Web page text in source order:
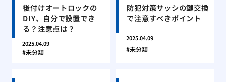
後付けオートロックの
DIY、自分で設置でき
る？注意点は？
2025.04.09
未分類
防犯対策サッシの鍵交換
で注意すべきポイント
2025.04.09
未分類